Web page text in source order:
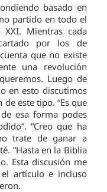
basado en
partido en todo el
Mientras cada
por los de
que no existe
una revolución
Luego de
en esto discutimos
este tipo. “Es que
esa forma podes
“Creo que ha
trate de ganar a
“Hasta en la Biblia
Esta discusión me
artículo e incluso